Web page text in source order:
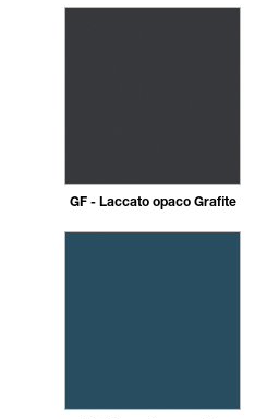
GF - Laccato opaco Grafite